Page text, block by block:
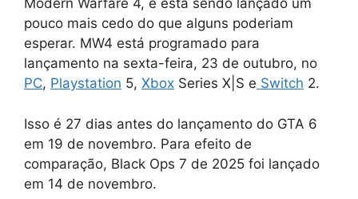
Modern Warfare 4, e está sendo lançado um
pouco mais cedo do que alguns poderiam
esperar. MW4 está programado para
lançamento na sexta-feira, 23 de outubro, no
PC, Playstation 5, Xbox Series X|S e Switch 2.
Isso é 27 dias antes do lançamento do GTA 6
em 19 de novembro. Para efeito de
comparação, Black Ops 7 de 2025 foi lançado
em 14 de novembro.